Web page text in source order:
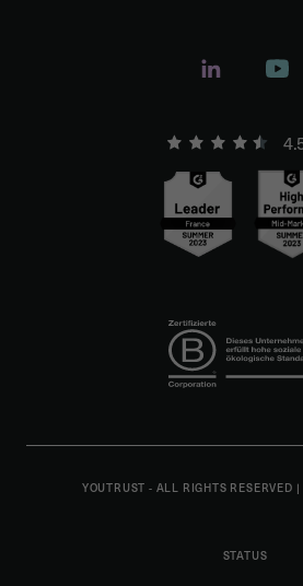
YOUTRUST - ALL RIGHTS RESERVED |
STATUS